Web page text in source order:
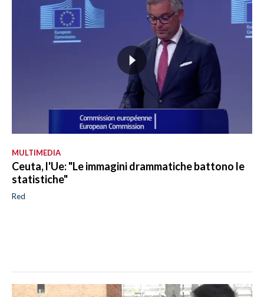
MULTIMEDIA
Ceuta, l'Ue: "Le immagini drammatiche battono le
statistiche"
Red